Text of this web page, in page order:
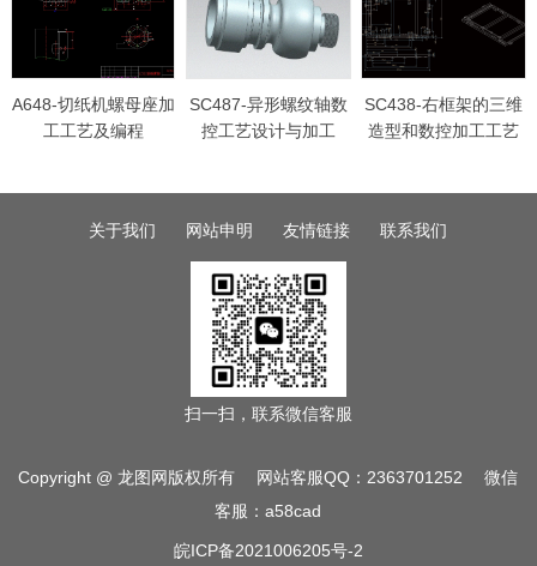
A648-切纸机螺母座加
工工艺及编程
SC487-异形螺纹轴数
控工艺设计与加工
SC438-右框架的三维
造型和数控加工工艺
关于我们 网站申明 友情链接 联系我们
扫一扫，联系微信客服
Copyright @ 龙图网版权所有 网站客服QQ：2363701252 微信
客服：a58cad
皖ICP备2021006205号-2